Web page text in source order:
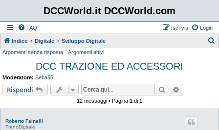
DCCWorld.it DCCWorld.com
FAQ Login
Iscriviti
Indice Digitale Sviluppo Digitale
Argomenti senza risposta Argomenti attivi
DCC TRAZIONE ED ACCESSORI
Moderatore: Seba55
Rispondi Cerca
12 messaggi • Pagina 1 di 1
Roberto Fainelli
TrenoDigitale